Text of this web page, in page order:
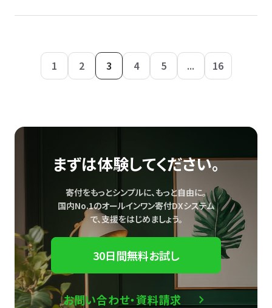
1 2 3 4 5 ... 16
まずは体験してください。
寄付をもっとシンプルに、もっと自由に。
国内No.1のオールインワン寄付DXシステム
で、支援をはじめましょう。
30日間無料お試し
お問い合わせ・資料請求